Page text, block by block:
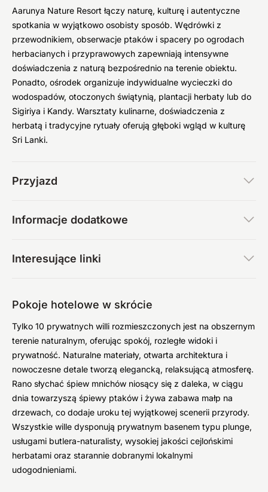
Aarunya Nature Resort łączy naturę, kulturę i autentyczne
spotkania w wyjątkowo osobisty sposób. Wędrówki z
przewodnikiem, obserwacje ptaków i spacery po ogrodach
herbacianych i przyprawowych zapewniają intensywne
doświadczenia z naturą bezpośrednio na terenie obiektu.
Ponadto, ośrodek organizuje indywidualne wycieczki do
wodospadów, otoczonych świątynią, plantacji herbaty lub do
Sigiriya i Kandy. Warsztaty kulinarne, doświadczenia z
herbatą i tradycyjne rytuały oferują głęboki wgląd w kulturę
Sri Lanki.
Przyjazd
Informacje dodatkowe
Interesujące linki
Pokoje hotelowe w skrócie
Tylko 10 prywatnych willi rozmieszczonych jest na obszernym
terenie naturalnym, oferując spokój, rozległe widoki i
prywatność. Naturalne materiały, otwarta architektura i
nowoczesne detale tworzą elegancką, relaksującą atmosferę.
Rano słychać śpiew mnichów niosący się z daleka, w ciągu
dnia towarzyszą śpiewy ptaków i żywa zabawa małp na
drzewach, co dodaje uroku tej wyjątkowej scenerii przyrody.
Wszystkie wille dysponują prywatnym basenem typu plunge,
usługami butlera-naturalisty, wysokiej jakości cejlońskimi
herbatami oraz starannie dobranymi lokalnymi
udogodnieniami.